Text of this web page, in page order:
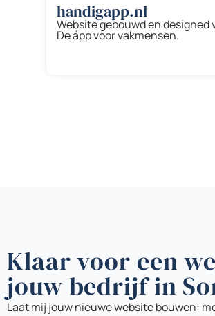
handigapp.nl
Website gebouwd en designed
De ápp voor vakmensen.
Klaar voor een
jouw bedrijf in
Laat mij jouw nieuwe website bouwen: